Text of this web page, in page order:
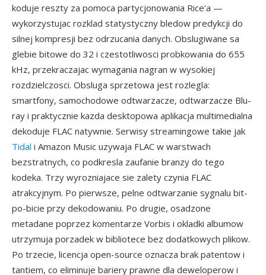
koduje reszty za pomoca partycjonowania Rice'a —
wykorzystujac rozklad statystyczny bledow predykcji do
silnej kompresji bez odrzucania danych. Obslugiwane sa
glebie bitowe do 32 i czestotliwosci probkowania do 655
kHz, przekraczajac wymagania nagran w wysokiej
rozdzielczosci. Obsluga sprzetowa jest rozlegla:
smartfony, samochodowe odtwarzacze, odtwarzacze Blu-
ray i praktycznie kazda desktopowa aplikacja multimedialna
dekoduje FLAC natywnie. Serwisy streamingowe takie jak
Tidal i Amazon Music uzywaja FLAC w warstwach
bezstratnych, co podkresla zaufanie branzy do tego
kodeka. Trzy wyrozniajace sie zalety czynia FLAC
atrakcyjnym. Po pierwsze, pelne odtwarzanie sygnalu bit-
po-bicie przy dekodowaniu. Po drugie, osadzone
metadane poprzez komentarze Vorbis i okladki albumow
utrzymuja porzadek w bibliotece bez dodatkowych plikow.
Po trzecie, licencja open-source oznacza brak patentow i
tantiem, co eliminuje bariery prawne dla deweloperow i